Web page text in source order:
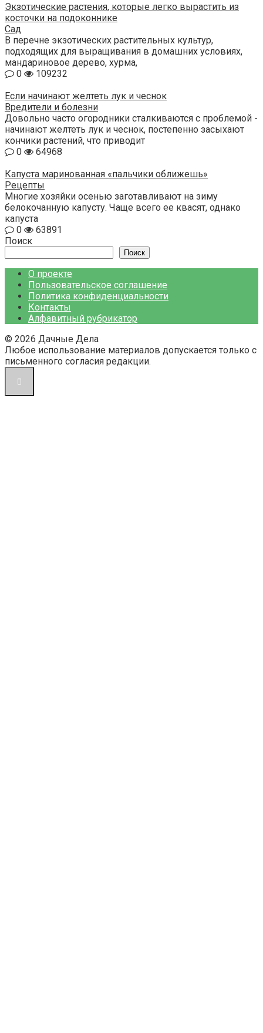
Экзотические растения, которые легко вырастить из
косточки на подоконнике
Сад
В перечне экзотических растительных культур,
подходящих для выращивания в домашних условиях,
мандариновое дерево, хурма,
0
109232
Если начинают желтеть лук и чеснок
Вредители и болезни
Довольно часто огородники сталкиваются с проблемой -
начинают желтеть лук и чеснок, постепенно засыхают
кончики растений, что приводит
0
64968
Капуста маринованная «пальчики оближешь»
Рецепты
Многие хозяйки осенью заготавливают на зиму
белокочанную капусту. Чаще всего ее квасят, однако
капуста
0
63891
Поиск
Поиск
О проекте
Пользовательское соглашение
Политика конфиденциальности
Контакты
Алфавитный рубрикатор
© 2026 Дачные Дела
Любое использование материалов допускается только с
письменного согласия редакции.